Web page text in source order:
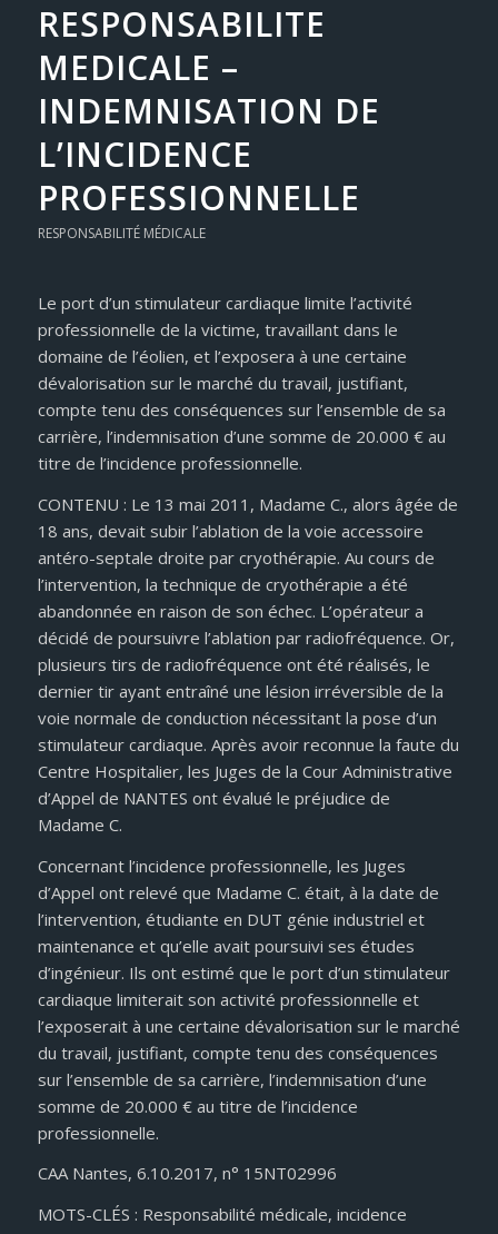
RESPONSABILITE
MEDICALE –
INDEMNISATION DE
L’INCIDENCE
PROFESSIONNELLE
RESPONSABILITÉ MÉDICALE
Le port d’un stimulateur cardiaque limite l’activité
professionnelle de la victime, travaillant dans le
domaine de l’éolien, et l’exposera à une certaine
dévalorisation sur le marché du travail, justifiant,
compte tenu des conséquences sur l’ensemble de sa
carrière, l’indemnisation d’une somme de 20.000 € au
titre de l’incidence professionnelle.
CONTENU : Le 13 mai 2011, Madame C., alors âgée de
18 ans, devait subir l’ablation de la voie accessoire
antéro-septale droite par cryothérapie. Au cours de
l’intervention, la technique de cryothérapie a été
abandonnée en raison de son échec. L’opérateur a
décidé de poursuivre l’ablation par radiofréquence. Or,
plusieurs tirs de radiofréquence ont été réalisés, le
dernier tir ayant entraîné une lésion irréversible de la
voie normale de conduction nécessitant la pose d’un
stimulateur cardiaque. Après avoir reconnue la faute du
Centre Hospitalier, les Juges de la Cour Administrative
d’Appel de NANTES ont évalué le préjudice de
Madame C.
Concernant l’incidence professionnelle, les Juges
d’Appel ont relevé que Madame C. était, à la date de
l’intervention, étudiante en DUT génie industriel et
maintenance et qu’elle avait poursuivi ses études
d’ingénieur. Ils ont estimé que le port d’un stimulateur
cardiaque limiterait son activité professionnelle et
l’exposerait à une certaine dévalorisation sur le marché
du travail, justifiant, compte tenu des conséquences
sur l’ensemble de sa carrière, l’indemnisation d’une
somme de 20.000 € au titre de l’incidence
professionnelle.
CAA Nantes, 6.10.2017, n° 15NT02996
MOTS-CLÉS : Responsabilité médicale, incidence